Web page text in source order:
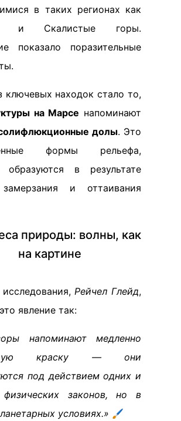
в таких регионах как
и Скалистые горы.
показало поразительные
ключевых находок стало то,
на Марсе напоминают
долы. Это
формы рельефа,
образуются в результате
и оттаивания
природы: волны, как
на картине
Рейчел Глейд,
явление так:
напоминают медленно
краску — они
под действием одних и
законов, но в
условиях.» 🖌️